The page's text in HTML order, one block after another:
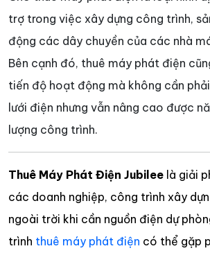
trợ trong việc xây dựng công trình,
động các dây chuyền của các nhà
Bên cạnh đó, thuê máy phát điện
tiến độ hoạt động mà không cần
lưới điện nhưng vẫn nâng cao được
lượng công trình.
Thuê Máy Phát Điện Jubilee là giải
các doanh nghiệp, công trình xây
ngoài trời khi cần nguồn điện dự
trình thuê máy phát điện có thể gặp